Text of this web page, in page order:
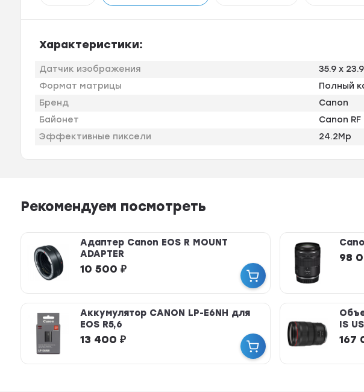
Характеристики:
Датчик изображения
35.9 х
Формат матрицы
Полный
Бренд
Canon
Байонет
Canon RF
Эффективные пиксели
24.2Mp
Рекомендуем посмотреть
Адаптер Canon EOS R MOUNT
ADAPTER
10 500 ₽
98
Аккумулятор CANON LP-E6NH для
EOS R5,6
13 400 ₽
IS
167